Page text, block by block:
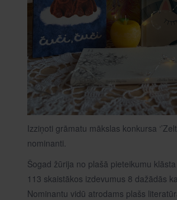
Izziņoti grāmatu mākslas konkursa
nominanti.
Šogad žūrija no plašā pieteikumu
113 skaistākos izdevumus 8 dažādās
Nominantu vidū atrodams plašs